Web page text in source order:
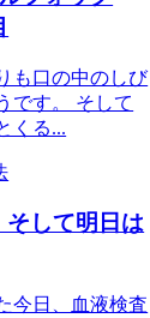
も口の中のしび
です。 そして
くる...
そして明日は
今日、血液検査